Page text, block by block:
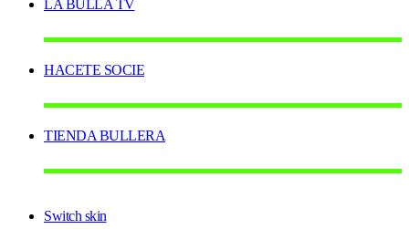
LA BULLA TV
HACETE SOCIE
TIENDA BULLERA
Switch skin